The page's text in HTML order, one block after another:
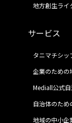
地方創生ライ
サービス
タニマチシッ
企業のための
Mediall公式
自治体のため
地域の中小企